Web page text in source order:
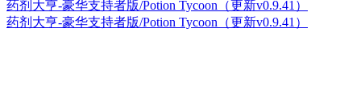
药剂大亨-豪华支持者版/Potion Tycoon（更新v0.9.41）
药剂大亨-豪华支持者版/Potion Tycoon（更新v0.9.41）